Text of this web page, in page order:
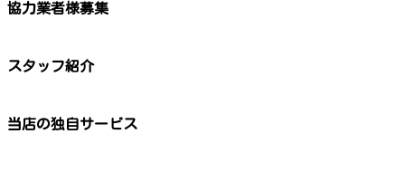
協力業者様募集
スタッフ紹介
当店の独自サービス